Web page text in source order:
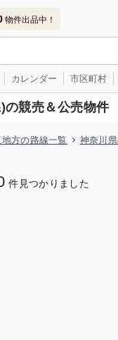
物件出品中！
カレンダー 市区町村
の競売＆公売物件
地方の路線一覧
神奈川
件見つかりました